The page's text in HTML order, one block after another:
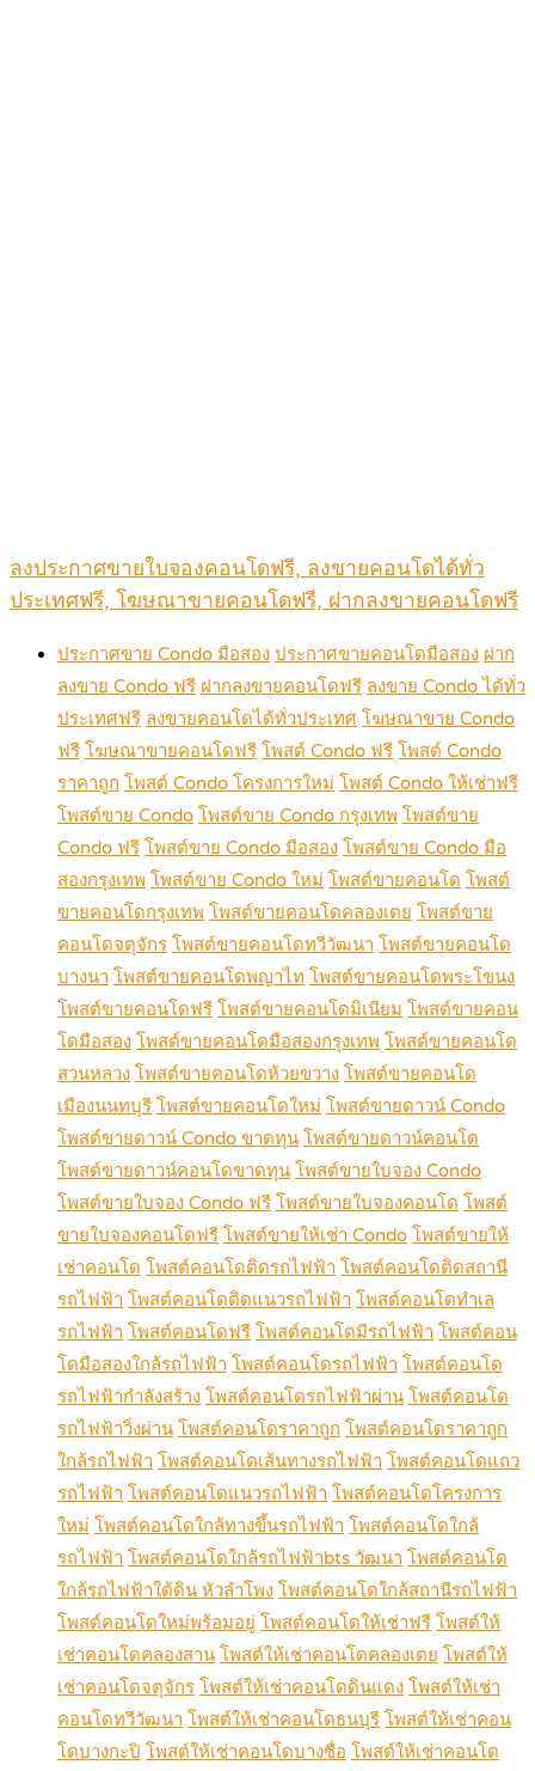
ลงประกาศขายใบจองคอนโดฟรี, ลงขายคอนโดได้ทั่ว
ประเทศฟรี, โฆษณาขายคอนโดฟรี, ฝากลงขายคอนโดฟรี
ประกาศขาย Condo มือสอง ประกาศขายคอนโดมือสอง ฝาก
ลงขาย Condo ฟรี ฝากลงขายคอนโดฟรี ลงขาย Condo ได้ทั่ว
ประเทศฟรี ลงขายคอนโดได้ทั่วประเทศ โฆษณาขาย Condo
ฟรี โฆษณาขายคอนโดฟรี โพสต์ Condo ฟรี โพสต์ Condo
ราคาถูก โพสต์ Condo โครงการใหม่ โพสต์ Condo ให้เช่าฟรี
โพสต์ขาย Condo โพสต์ขาย Condo กรุงเทพ โพสต์ขาย
Condo ฟรี โพสต์ขาย Condo มือสอง โพสต์ขาย Condo มือ
สองกรุงเทพ โพสต์ขาย Condo ใหม่ โพสต์ขายคอนโด โพสต์
ขายคอนโดกรุงเทพ โพสต์ขายคอนโดคลองเตย โพสต์ขาย
คอนโดจตุจักร โพสต์ขายคอนโดทวีวัฒนา โพสต์ขายคอนโด
บางนา โพสต์ขายคอนโดพญาไท โพสต์ขายคอนโดพระโขนง
โพสต์ขายคอนโดฟรี โพสต์ขายคอนโดมิเนียม โพสต์ขายคอน
โดมือสอง โพสต์ขายคอนโดมือสองกรุงเทพ โพสต์ขายคอนโด
สวนหลวง โพสต์ขายคอนโดห้วยขวาง โพสต์ขายคอนโด
เมืองนนทบุรี โพสต์ขายคอนโดใหม่ โพสต์ขายดาวน์ Condo
โพสต์ขายดาวน์ Condo ขาดทุน โพสต์ขายดาวน์คอนโด
โพสต์ขายดาวน์คอนโดขาดทุน โพสต์ขายใบจอง Condo
โพสต์ขายใบจอง Condo ฟรี โพสต์ขายใบจองคอนโด โพสต์
ขายใบจองคอนโดฟรี โพสต์ขายให้เช่า Condo โพสต์ขายให้
เช่าคอนโด โพสต์คอนโดติดรถไฟฟ้า โพสต์คอนโดติดสถานี
รถไฟฟ้า โพสต์คอนโดติดแนวรถไฟฟ้า โพสต์คอนโดทำเล
รถไฟฟ้า โพสต์คอนโดฟรี โพสต์คอนโดมีรถไฟฟ้า โพสต์คอน
โดมือสองใกล้รถไฟฟ้า โพสต์คอนโดรถไฟฟ้า โพสต์คอนโด
รถไฟฟ้ากำลังสร้าง โพสต์คอนโดรถไฟฟ้าผ่าน โพสต์คอนโด
รถไฟฟ้าวิ่งผ่าน โพสต์คอนโดราคาถูก โพสต์คอนโดราคาถูก
ใกล้รถไฟฟ้า โพสต์คอนโดเส้นทางรถไฟฟ้า โพสต์คอนโดแถว
รถไฟฟ้า โพสต์คอนโดแนวรถไฟฟ้า โพสต์คอนโดโครงการ
ใหม่ โพสต์คอนโดใกล้ทางขึ้นรถไฟฟ้า โพสต์คอนโดใกล้
รถไฟฟ้า โพสต์คอนโดใกล้รถไฟฟ้าbts วัฒนา โพสต์คอนโด
ใกล้รถไฟฟ้าใต้ดิน หัวลำโพง โพสต์คอนโดใกล้สถานีรถไฟฟ้า
โพสต์คอนโดใหม่พร้อมอยู่ โพสต์คอนโดให้เช่าฟรี โพสต์ให้
เช่าคอนโดคลองสาน โพสต์ให้เช่าคอนโดคลองเตย โพสต์ให้
เช่าคอนโดจตุจักร โพสต์ให้เช่าคอนโดดินแดง โพสต์ให้เช่า
คอนโดทวีวัฒนา โพสต์ให้เช่าคอนโดธนบุรี โพสต์ให้เช่าคอน
โดบางกะปิ โพสต์ให้เช่าคอนโดบางซื่อ โพสต์ให้เช่าคอนโด